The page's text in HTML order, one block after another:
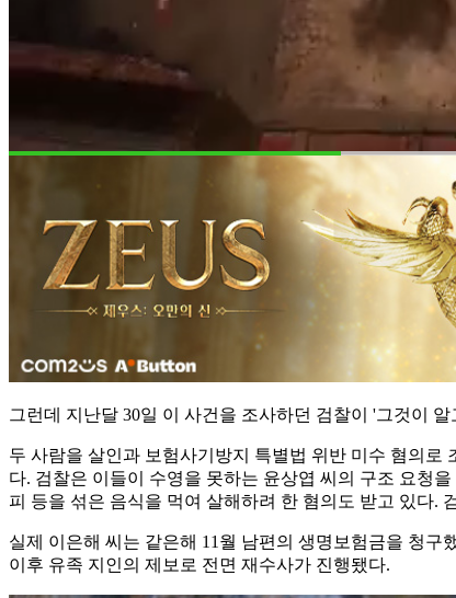
그런데 지난달 30일 이 사건을 조사하던 검찰이 '그것이
두 사람을 살인과 보험사기방지 특별법 위반 미수 혐의로
다. 검찰은 이들이 수영을 못하는 윤상엽 씨의 구조 요청
피 등을 섞은 음식을 먹여 살해하려 한 혐의도 받고 있다.
실제 이은해 씨는 같은해 11월 남편의 생명보험금을 청
이후 유족 지인의 제보로 전면 재수사가 진행됐다.